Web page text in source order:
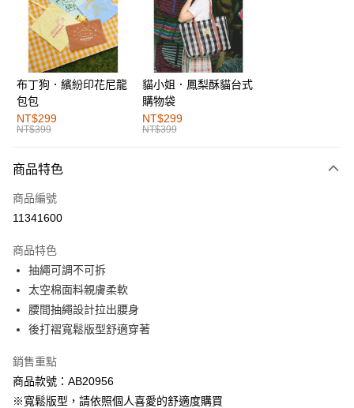
LINE Pay
街口支付
運送方式
全家取貨付款
每筆NT$60，滿NT$1,000(含以上)免運費
付款後全家取貨
萊爾富取貨付款
付款後萊爾富取貨
每筆NT$60，滿NT$1,000(含以上)免運費
7-11取貨付款
每筆NT$60，滿NT$1,000(含以上)免運費
付款後7-11取貨
每筆NT$60，滿NT$1,000(含以上)免運費
布丁狗．繽紛印花尼龍
包包
NT$299
NT$399
貓小姐．鳳梨酥貓台式
購物袋
NT$299
NT$399
商品特色
商品編號
11341600
商品特色
抽繩可調不可拆
太空棉面料親膚柔軟
腰間抽繩設計拉出腰身
後打褶寬鬆版型舒適穿著
銷售重點
商品款號：AB20956
※寬鬆版型，請依照個人喜愛的舒適度購買